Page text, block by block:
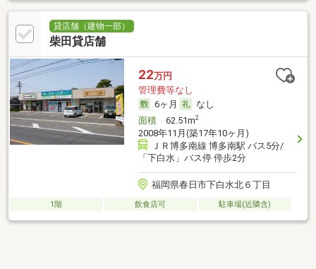
貸店舗（建物一部）
柴田貸店舗
22万円
管理費等なし
6ヶ月
なし
面積62.51m2
2008年11月(築17年10ヶ月)
ＪＲ博多南線 博多南駅 バス5分/
「下白水」バス停 停歩2分
福岡県春日市下白水北６丁目
1階 飲食店可 駐車場(近隣含)